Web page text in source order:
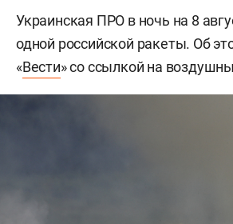
Украинская ПРО в ночь на 8
одной российской ракеты. Об
«Вести» со ссылкой на